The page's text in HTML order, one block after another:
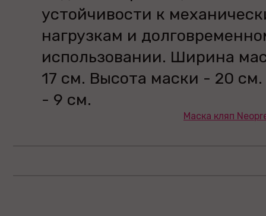
устойчивости к
нагрузкам и
использовании. Ширина
17 см. Высота маски - 20
- 9 см.
Маска кляп